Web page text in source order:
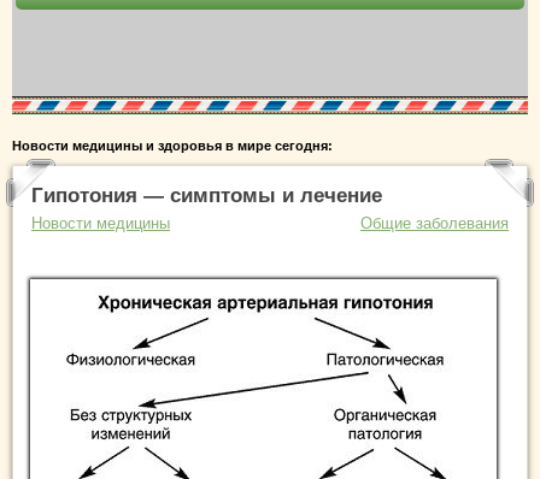
Новости медицины и здоровья в мире сегодня:
Гипотония — симптомы и лечение
Новости медицины Общие заболевания